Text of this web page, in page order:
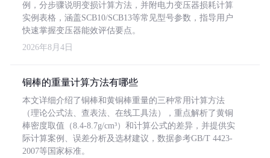
例，分步骤说明变损计算方法，并附电力变压器损耗计算
实例表格，涵盖SCB10/SCB13等常见型号参数，指导用户
快速掌握变压器能效评估要点。
2026年8月4日
铜棒的重量计算方法有哪些
本文详细介绍了铜棒和黄铜棒重量的三种常用计算方法
（理论公式法、查表法、在线工具法），重点解析了黄铜
棒密度取值（8.4-8.7g/cm³）和计算公式的差异，并提供实
际计算案例、误差分析及选材建议，数据参考GB/T 4423-
2007等国家标准。